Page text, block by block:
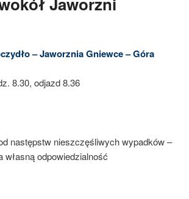
– Jaworznia Gniewce – Góra
8.30, odjazd 8.36
następstw nieszczęśliwych wypadków –
odpowiedzialność